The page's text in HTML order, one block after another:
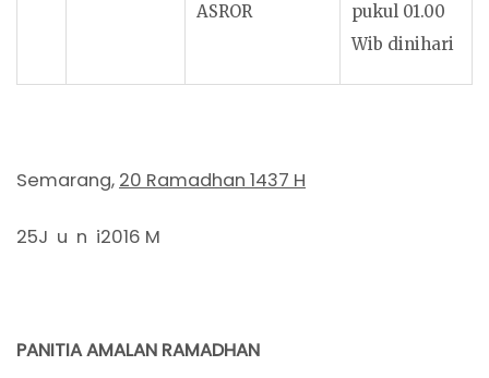
ASROR
pukul 01.00
Wib dinihari
Semarang, 20 Ramadhan 1437 H
25J u n i2016 M
PANITIA AMALAN RAMADHAN